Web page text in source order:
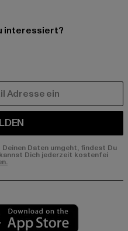
interessiert?
Daten umgeht, findest Du
Dich jederzeit kostenfei